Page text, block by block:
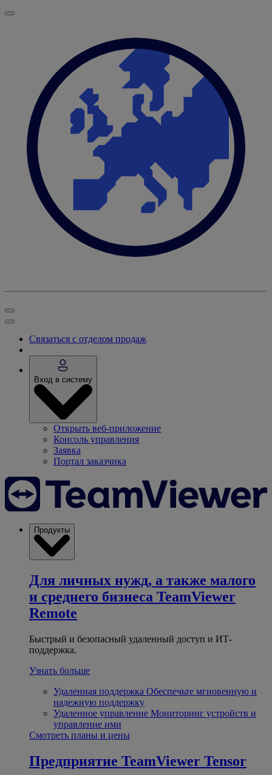
Связаться с отделом продаж
Вход в систему
Открыть веб-приложение
Консоль управления
Заявка
Портал заказчика
Продукты
Для личных нужд, а также малого
и среднего бизнеса TeamViewer
Remote
Быстрый и безопасный удаленный доступ и ИТ-
поддержка.
Узнать больше
Удаленная поддержка Обеспечьте мгновенную и
надежную поддержку
Удаленное управление Мониторинг устройств и
управление ими
Смотреть планы и цены
Предприятие TeamViewer Tensor